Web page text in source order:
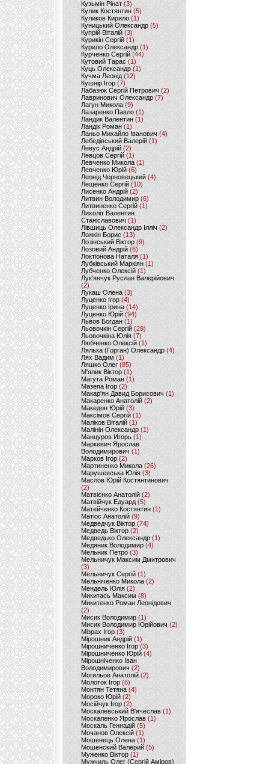
Кузьмін Рінат(3)
Кулик Костянтин(5)
Куликов Кирило (1)
Куницький Олександр (5)
Купрій Віталій (3)
Курикін Сергій(1)
Курило Олександр (1)
Курченко Сергій (44)
Кутовий Тарас (1)
Куць Олександр (1)
Кучма Леонід (12)
Кушнір Ігор(7)
Лабазюк Сергій Петрович (2)
Лавринович Олександр(7)
Лагун Микола(9)
Лазаренко Павло (1)
Ландик Валентин (1)
Ландік Роман (1)
Ланьо Михайло Іванович(4)
Лебедівський Валерій(1)
Левус Андрій(2)
Левцов Сергій (1)
Левченко Микола (1)
Левченко Юрій (6)
Леонід Черновецький (4)
Лещенко Сергій (10)
Лисенко Андрій (2)
Литвин Володимир (6)
Литвиненко Сергій (1)
Лихоліт Валентин
Станіславович (1)
Лівшиць Олександр Ілліч (2)
Ложкін Борис(13)
Лозінський Віктор(9)
Лозовий Андрій (6)
Локтіонова Наталя (1)
Лубківський Маркіян(1)
Лубченко Олексій (1)
Лук'янчук Руслан Валерійович
(2)
Лукаш Олена (3)
Луценко Ігор (4)
Луценко Ірина (14)
Луценко Юрій (94)
Львов Богдан (1)
Льовочкін Сергій (29)
Льовочкіна Юлія(7)
Любченко Олексій(1)
Лялька (Горган) Олександр(4)
Лях Вадим (1)
Ляшко Олег (85)
М'ялик Віктор(1)
Магута Роман(1)
Мазепа Ігор (2)
Макар'ян Давид Борисович(1)
Макаренко Анатолій (2)
Македон Юрій(3)
Максімов Сергій (1)
Маліков Віталій (1)
Малінін Олександр (1)
Манцуров Игорь (1)
Маркевич Ярослав
Володимирович (1)
Марков Ігор (2)
Мартиненко Микола (26)
Марушевська Юлія (3)
Маслов Юрій Костянтинович
(2)
Матвієнко Анатолій (2)
Матвійчук Едуард(5)
Матейченко Костянтин (1)
Матіос Анатолій (9)
Медведчук Віктор(74)
Медведь Віктор (2)
Медведько Олександр (1)
Медяник Володимир(4)
Мельник Петро (3)
Мельничук Максим Дмитрович
(3)
Мельничук Сергій (1)
Мельніченко Микола (2)
Мендель Юлія (2)
Микитась Максим (8)
Микитенко Роман Леонідович
(2)
Мисик Володимир (1)
Мисик Володимир Юрійович(2)
Мізрах Ігор(3)
Мірошник Андрій(1)
Мірошниченко Ігор (3)
Мірошниченко Юрій(4)
Мірошніченко Іван
Володимирович (2)
Могильов Анатолій (2)
Молоток Ігор (6)
Монтян Тетяна (4)
Мороко Юрій(2)
Мосійчук Ігор (2)
Москалевський В'ячеслав (1)
Москаленко Ярослав (1)
Москаль Геннадій (5)
Мочанов Олексій(1)
Мошенець Олена(1)
Мошенский Валерий (5)
Муженко Віктор (1)
Мужчиль Олег (Сергій Аміров)